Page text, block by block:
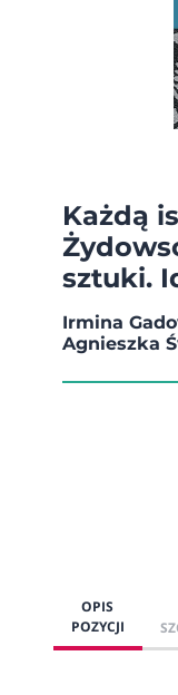
Każdą
sztuki.
Irmina
Agnieszka
OPIS
POZYCJI